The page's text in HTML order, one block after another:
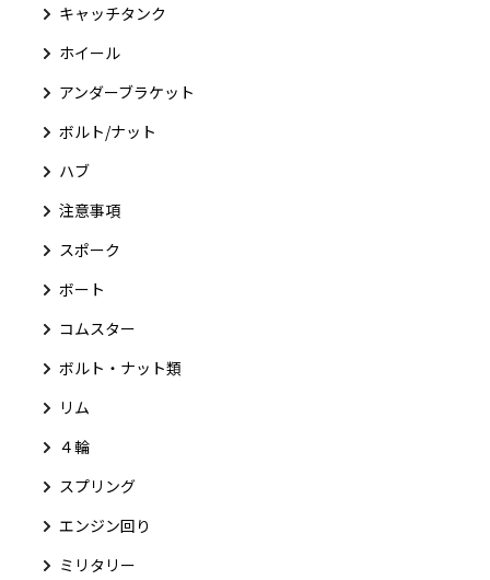
キャッチタンク
ホイール
アンダーブラケット
ボルト/ナット
ハブ
注意事項
スポーク
ボート
コムスター
ボルト・ナット類
リム
４輪
スプリング
エンジン回り
ミリタリー